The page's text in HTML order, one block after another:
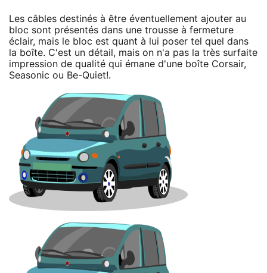
Les câbles destinés à être éventuellement ajouter au
bloc sont présentés dans une trousse à fermeture
éclair, mais le bloc est quant à lui poser tel quel dans
la boîte. C'est un détail, mais on n'a pas la très surfaite
impression de qualité qui émane d'une boîte Corsair,
Seasonic ou Be-Quiet!.